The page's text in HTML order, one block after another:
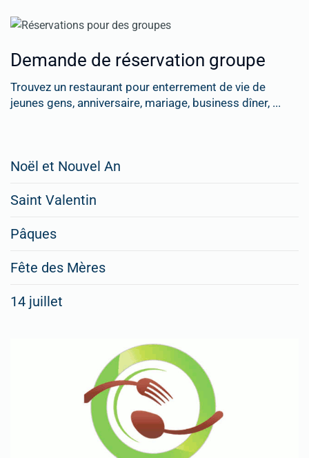
Demande de réservation groupe
Trouvez un restaurant pour enterrement de vie de
jeunes gens, anniversaire, mariage, business dîner, ...
rubriques
Spéciales
Fêtes
Pour
Noël et Nouvel An
Saint Valentin
Pâques
Fête des Mères
14 juillet